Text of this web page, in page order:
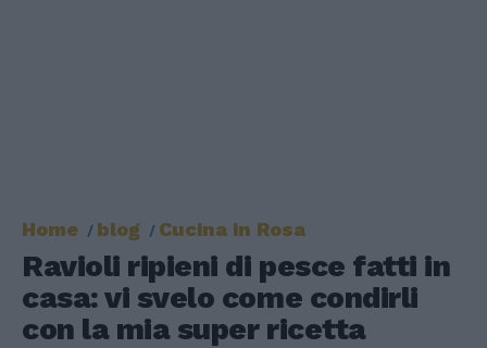
Home blog Cucina in Rosa
Ravioli ripieni di pesce fatti in
casa: vi svelo come condirli
con la mia super ricetta